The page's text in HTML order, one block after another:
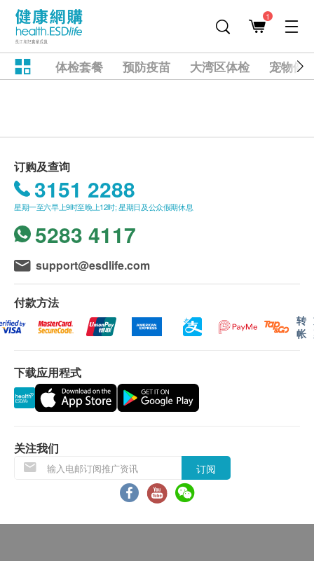
1
体检套餐 预防疫苗 大湾区体检 宠物健
订购及查询
3151 2288
星期一至六早上9时至晚上12时; 星期日及公众假期休息
5283 4117
support@esdlife.com
付款方法
转
帐
下载应用程式
关注我们
订阅